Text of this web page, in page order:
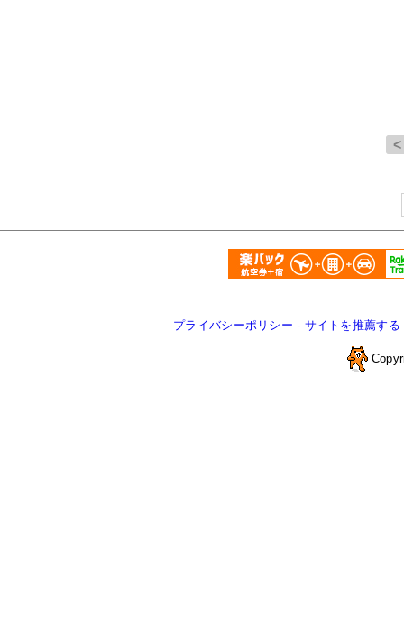
プライバシーポリシー - サイトを推薦する